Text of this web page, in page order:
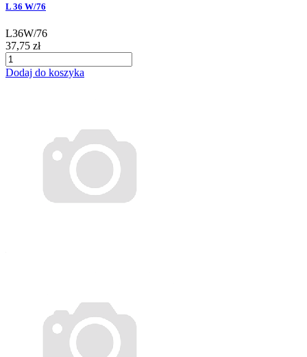
L 36 W/76
L36W/76
37,75 zł
Dodaj do koszyka